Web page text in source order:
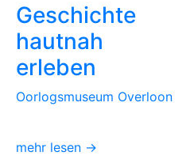
Geschichte
hautnah
erleben
Oorlogsmuseum Overloon
mehr lesen →